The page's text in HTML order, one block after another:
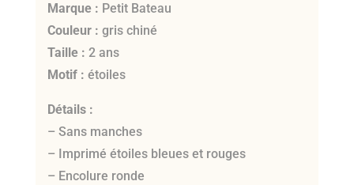
Marque : Petit Bateau
Couleur : gris chiné
Taille : 2 ans
Motif : étoiles
Détails :
– Sans manches
– Imprimé étoiles bleues et rouges
– Encolure ronde